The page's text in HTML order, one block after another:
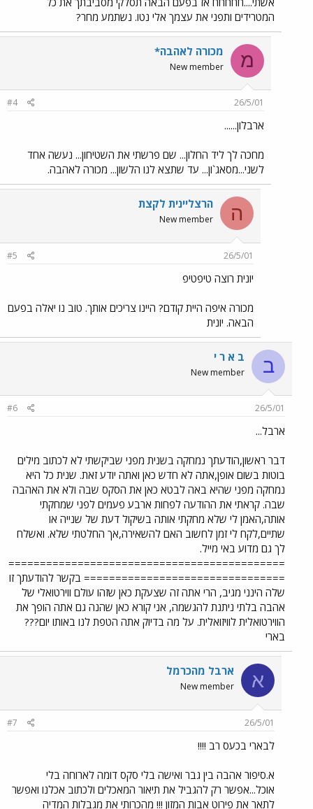
המטרידים ותפני את עצמך אלי נטו. נשתמע מחר?
מ מכורה לאהבה*
New member
26/5/01
#4
ארבלון......
מחכה לך ליד החלון... שם פרשתי את השטיחון... נעשה אחד
לשני...מסאג`ון... עד שתצא לנו הלשון... מכורה לאהבה.
ה הרצליינית לקצת
New member
26/5/01
#5
יונית רוצה טיפטיפ
מכורה איפה היית קודם? היינו צריכים אותך. טוב נו יאלה בפעם
הבאה. יונית
ב ב א ר י
New member
26/5/01
#6
ארבל...
דבר ראשון,הודעתך נמחקה בשנית מפני שביקשתי לא לכתוב מילים
בוטות בשום אופן,אתה לא חדש כאן ואתה יודע זאת. שנית כל היא
נמחקה מפני שהיא באה לבטא כאן את הסקס שבה ולא את האהבה
שבה. קראתי את ההודעה לפחות ארבע פעמים לפני שמחקתי
אותה,האמן לי שלא מחקתי אותה בשיקול דעת של שנייה או
שתיים,לקח לי זמן לחשוב האם להשאירה,אך החלטתי שלא. ואשלח
לך גם מדוע באי מייל.
============================================
================================ בקשר להודעתך זו
שלה הינני מגיב, הרי אתה זה שצעקת כאן שזהו עולם ווירטואלי של
אהבה בלתי ניתנת להגשמה, אני קורא כאן שהנה גם אתה הופך את
הווירטואלית לוויזואלית. על מה בדיוק אתה הטפת לנו באותו יום???
בארי
א ארבל מהכרמל
New member
26/5/01
#7
לבארי בכעס רב !!!!
א.סיפור אהבה בין גבר ואישה בלי סקס דומה לארוחה בלי
אוכל...אפשר רק להגביל את תיאור המאכלים ולכתוב אכלנו ואפשר
לתאר את פירוט אבות המזון !!! מהכרותי את מגבלות המדיה